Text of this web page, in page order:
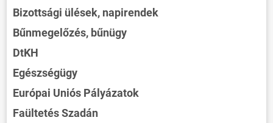
Bizottsági ülések, napirendek
Bűnmegelőzés, bűnügy
DtKH
Egészségügy
Európai Uniós Pályázatok
Faültetés Szadán